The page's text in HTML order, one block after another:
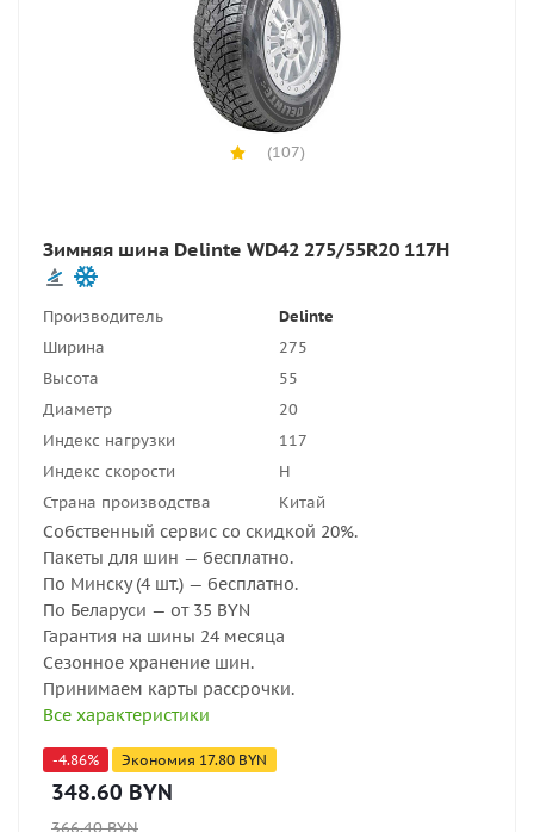
(107)
Зимняя шина Delinte WD42 275/55R20 117H
Производитель
Delinte
Ширина
275
Высота
55
Диаметр
20
Индекс нагрузки
117
Индекс скорости
H
Страна производства
Китай
Собственный сервис со скидкой 20%.
Пакеты для шин — бесплатно.
По Минску (4 шт.) — бесплатно.
По Беларуси — от 35 BYN
Гарантия на шины 24 месяца
Сезонное хранение шин.
Принимаем карты рассрочки.
Все характеристики
-4.86% Экономия 17.80 BYN
348.60 BYN
366.40BYN